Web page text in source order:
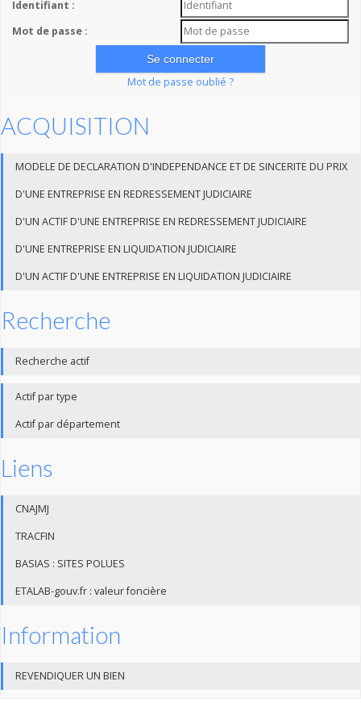
Identifiant :
Mot de passe :
Mot de passe oublié ?
ACQUISITION
MODELE DE DECLARATION D'INDEPENDANCE ET DE SINCERITE DU PRIX
D'UNE ENTREPRISE EN REDRESSEMENT JUDICIAIRE
D'UN ACTIF D'UNE ENTREPRISE EN REDRESSEMENT JUDICIAIRE
D'UNE ENTREPRISE EN LIQUIDATION JUDICIAIRE
D'UN ACTIF D'UNE ENTREPRISE EN LIQUIDATION JUDICIAIRE
Recherche
Recherche actif
Actif par type
Actif par département
Liens
CNAJMJ
TRACFIN
BASIAS : SITES POLUES
ETALAB-gouv.fr : valeur foncière
Information
REVENDIQUER UN BIEN